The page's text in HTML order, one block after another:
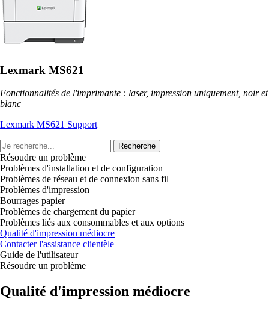
Lexmark MS621
Fonctionnalités de l'imprimante : laser, impression uniquement, noir et
blanc
Lexmark MS621 Support
Recherche
Résoudre un problème
Problèmes d'installation et de configuration
Problèmes de réseau et de connexion sans fil
Problèmes d'impression
Bourrages papier
Problèmes de chargement du papier
Problèmes liés aux consommables et aux options
Qualité d'impression médiocre
Contacter l'assistance clientèle
Guide de l'utilisateur
Résoudre un problème
Qualité d'impression médiocre